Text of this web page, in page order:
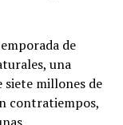
de
una
siete millones de
contratiempos,